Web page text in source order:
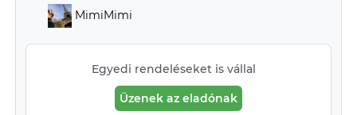
MimiMimi
Egyedi rendeléseket is vállal
Üzenek az eladónak